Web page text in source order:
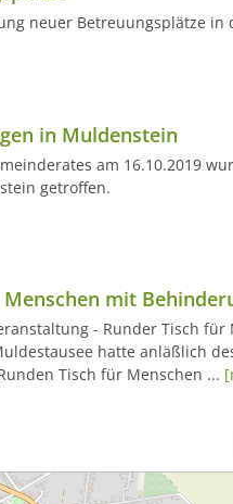
neuer Betreuungsplätze in
in Muldenstein
am 16.10.2019
getroffen.
mit
- Runder Tisch
hatte anläßlich
Tisch für Menschen ...